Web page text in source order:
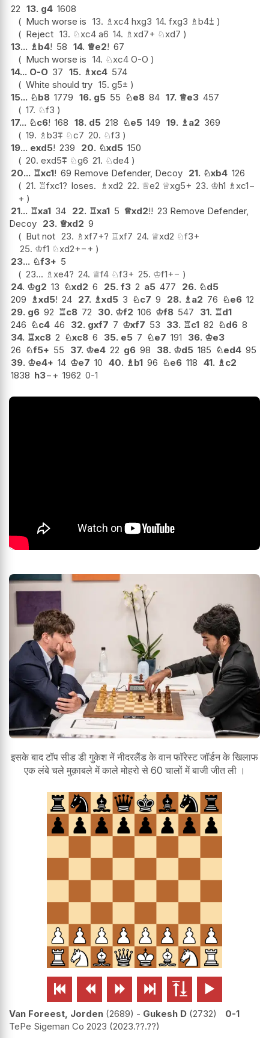
22 13. g4 1608
Much worse is 13. ♗xc4 hxg3 14. fxg3 ♗b4⩲
Reject 13. ♘xc4 a6 14. ♗xd7+ ♘xd7
13... ♗b4! 58 14. ♕e2! 67
Much worse is 14. ♘xc4 O-O
14... O-O 37 15. ♗xc4 574
White should try 15. g5±
15... ♘b8 1779 16. g5 55 ♘e8 84 17. ♕e3 457
17. ♘f3
17... ♘c6! 168 18. d5 218 ♘e5 149 19. ♗a2 369
19. ♗b3⩱ ♘c7 20. ♘f3
19... exd5! 239 20. ♘xd5 150
20. exd5⩱ ♘g6 21. ♘de4
20... ♖xc1! 69 Remove Defender, Decoy 21. ♘xb4 126
21. ♖fxc1? loses. ♗xd2 22. ♕e2 ♕xg5+ 23. ♔h1 ♗xc1−
+
21... ♖xa1 34 22. ♖xa1 5 ♕xd2!! 23 Remove Defender,
Decoy 23. ♕xd2 9
But not 23. ♗xf7+? ♖xf7 24. ♕xd2 ♘f3+
25. ♔f1 ♘xd2+−+
23... ♘f3+ 5
23... ♗xe4? 24. ♕f4 ♘f3+ 25. ♔f1+−
24. ♔g2 13 ♘xd2 6 25. f3 2 a5 477 26. ♘d5
209 ♗xd5! 24 27. ♗xd5 3 ♘c7 9 28. ♗a2 76 ♘e6 12
29. g6 92 ♖c8 72 30. ♔f2 106 ♔f8 547 31. ♖d1
246 ♘c4 46 32. gxf7 7 ♔xf7 53 33. ♖c1 82 ♘d6 8
34. ♖xc8 2 ♘xc8 6 35. e5 7 ♘e7 191 36. ♔e3
26 ♘f5+ 55 37. ♔e4 22 g6 98 38. ♔d5 185 ♘ed4 95
39. ♔e4+ 14 ♔e7 10 40. ♗b1 96 ♘e6 118 41. ♗c2
1838 h3−+ 1962 0-1
इसके बाद टॉप सीड डी गुकेश नें नीदरलैंड के वान फॉरेस्ट जॉर्डन के खिलाफ
एक लंबे चले मुक़ाबले में काले मोहरो से 60 चालों में बाजी जीत ली ।
     
Van Foreest, Jorden 2689 - Gukesh D 2732
0-1
TePe Sigeman Co 2023 2023.??.??